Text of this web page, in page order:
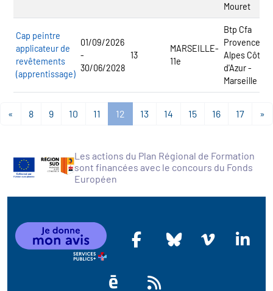
Mouret
Cap peintre
applicateur de
revêtements
(apprentissage)
01/09/2026
-
30/06/2028
13
MARSEILLE-
11e
Btp Cfa
Provence
Alpes Côte
d'Azur -
Marseille
« 8 9 10 11 12 13 14 15 16 17 »
Les actions du Plan Régional de Formation
sont financées avec le concours du Fonds
Européen